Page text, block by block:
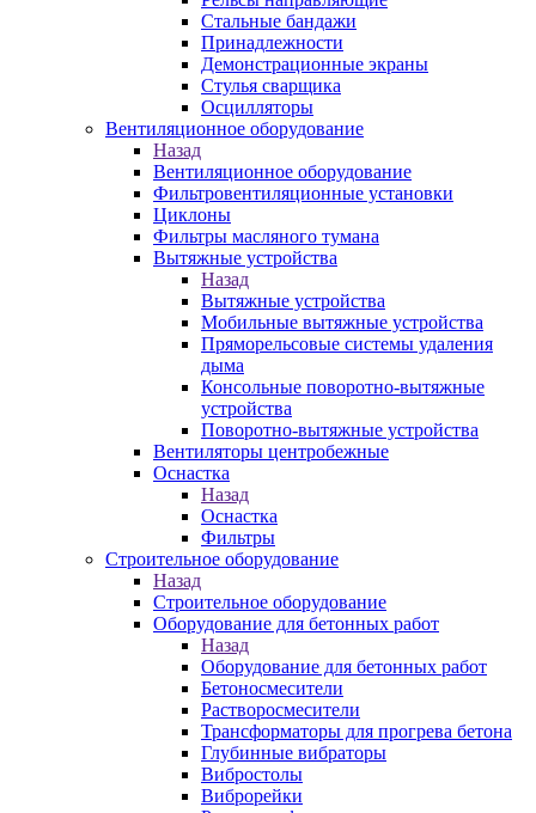
Стальные бандажи
Принадлежности
Демонстрационные экраны
Стулья сварщика
Осцилляторы
Вентиляционное оборудование
Назад
Вентиляционное оборудование
Фильтровентиляционные установки
Циклоны
Фильтры масляного тумана
Вытяжные устройства
Назад
Вытяжные устройства
Мобильные вытяжные устройства
Пряморельсовые системы удаления
дыма
Консольные поворотно-вытяжные
устройства
Поворотно-вытяжные устройства
Вентиляторы центробежные
Оснастка
Назад
Оснастка
Фильтры
Строительное оборудование
Назад
Строительное оборудование
Оборудование для бетонных работ
Назад
Оборудование для бетонных работ
Бетоносмесители
Растворосмесители
Трансформаторы для прогрева бетона
Глубинные вибраторы
Вибростолы
Виброрейки